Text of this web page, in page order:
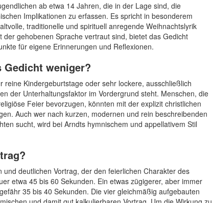
ab etwa 14 Jahren, die in der Lage sind, die
Implikationen zu erfassen. Es spricht in besonderem
traditionelle und spirituell anregende Weihnachtslyrik
gehobenen Sprache vertraut sind, bietet das Gedicht
für eigene Erinnerungen und Reflexionen.
Gedicht weniger?
reine Kindergeburtstage oder sehr lockere, ausschließlich
der Unterhaltungsfaktor im Vordergrund steht. Menschen, die
Feier bevorzugen, könnten mit der explizit christlichen
Auch wer nach kurzen, modernen und rein beschreibenden
sucht, wird bei Arndts hymnischem und appellativem Stil
und deutlichen Vortrag, der den feierlichen Charakter des
etwa 45 bis 60 Sekunden. Ein etwas zügigerer, aber immer
35 bis 40 Sekunden. Die vier gleichmäßig aufgebauten